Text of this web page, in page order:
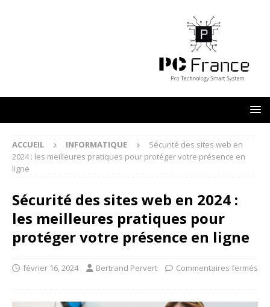
ACCUEIL INFORMATIQUE
Sécurité des sites web en
2024 : les meilleures pratiques pour protéger votre présence en
ligne
Sécurité des sites web en 2024 :
les meilleures pratiques pour
protéger votre présence en ligne
février 16, 2024 Bertrand Pervert Commentaires fermés